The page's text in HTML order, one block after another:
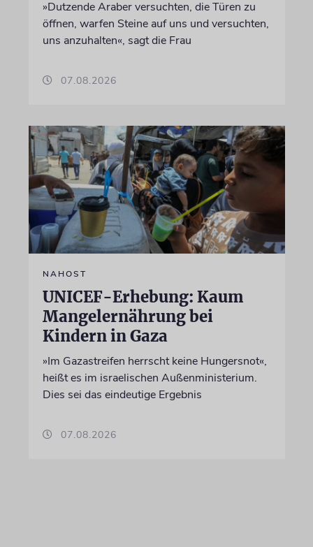
»Dutzende Araber versuchten, die Türen zu
öffnen, warfen Steine auf uns und versuchten,
uns anzuhalten«, sagt die Frau
07.08.2026
NAHOST
UNICEF-Erhebung: Kaum
Mangelernährung bei
Kindern in Gaza
»Im Gazastreifen herrscht keine Hungersnot«,
heißt es im israelischen Außenministerium.
Dies sei das eindeutige Ergebnis
07.08.2026